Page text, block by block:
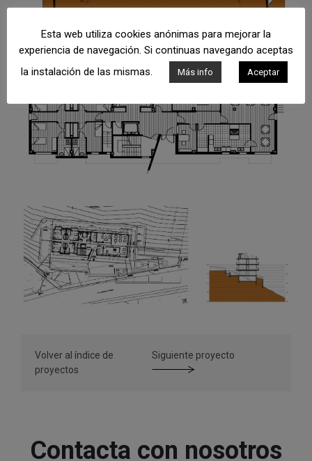
Volver al índice de
proyectos
Siguiente proyecto
Contacta con nosotros
Esta web utiliza cookies anónimas para mejorar la
experiencia de navegación. Si continuas navegando aceptas
la instalación de las mismas.
Más info Aceptar